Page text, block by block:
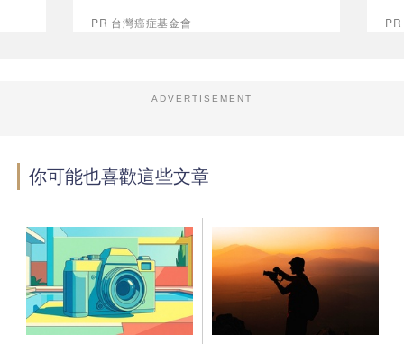
PR 台灣癌症基金會
ADVERTISEMENT
你可能也喜歡這些文章